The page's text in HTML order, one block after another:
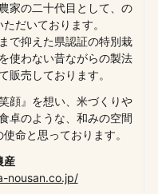
家の二十代目として、の
だいております。
で抑えた県認証の特別栽
使わない昔ながらの製法
販売しております。
顔』を想い、米づくりや
卓のような、和みの空間
命と思っております。
産
nousan.co.jp/